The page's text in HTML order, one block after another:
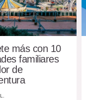
más con 10
familiares
de